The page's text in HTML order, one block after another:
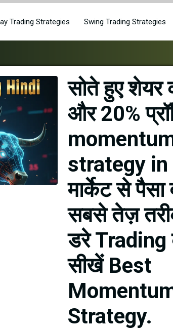
Trading Strategies Swing Trading Strategies
सोते हुए शेयर
और 20%
strategy
मार्केट से पैसा
सबसे तेज़
डरे
सीखें Best
Strategy.